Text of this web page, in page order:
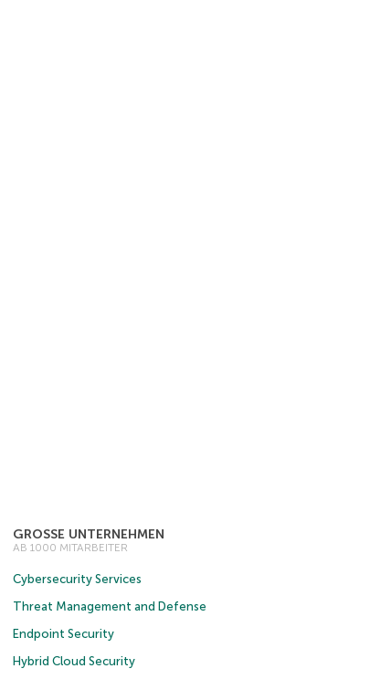
GROSSE UNTERNEHMEN
AB 1000 MITARBEITER
Cybersecurity Services
Threat Management and Defense
Endpoint Security
Hybrid Cloud Security